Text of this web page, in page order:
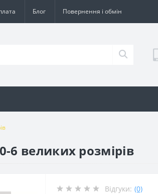
Блог Повернення і обмін
6 великих розмірів
Відгуки: (0)